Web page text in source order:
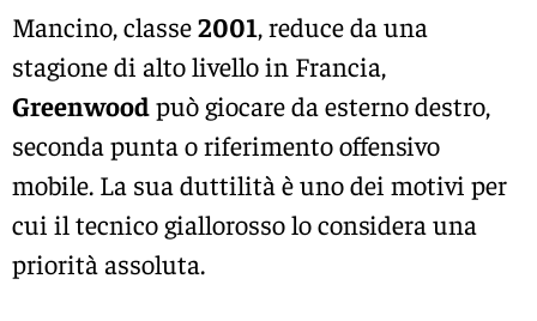
Mancino, classe2001, reduce da una
stagione di alto livello in Francia,
Greenwoodpuò giocare da esterno destro,
seconda punta o riferimento offensivo
mobile. La sua duttilità è uno dei motivi per
cui il tecnico giallorosso lo considera una
priorità assoluta.